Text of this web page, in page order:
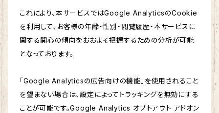
これにより、本サービスではGoogle AnalyticsのCookie
を利用して、お客様の年齢・性別・閲覧履歴・本サービスに
関する関心の傾向をおおよそ把握するための分析が可能
となっております。
「Google Analyticsの広告向けの機能」を使用されること
を望まない場合は、設定によってトラッキングを無効にする
ことが可能です。Google Analytics オプトアウト アドオン